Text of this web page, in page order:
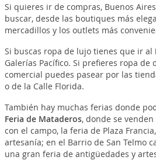
Si quieres ir de compras, Buenos
buscar, desde las boutiques más
mercadillos y los outlets más
Si buscas ropa de lujo tienes que ir al
Galerías Pacífico. Si prefieres ropa de
comercial puedes pasear por las
o de la Calle Florida.
También hay muchas ferias donde
Feria de Mataderos, donde se
con el campo, la feria de Plaza
artesanía; en el Barrio de San Telmo
una gran feria de antigüedades y